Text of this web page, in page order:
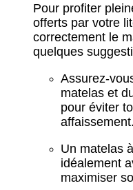
Pour profiter
offerts par votre
correctement le
quelques
Assurez-
matelas et
pour éviter
affaissement.
Un matelas
idéalement
maximiser